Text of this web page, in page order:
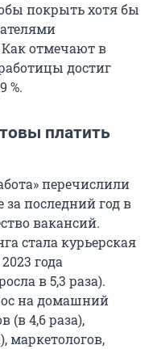
покрыть хотя бы
Как отмечают в
достиг
%.
платить
перечислили
последний год в
вакансий.
стала курьерская
года
в 5,3 раза).
на домашний
(в 4,6 раза),
маркетологов,